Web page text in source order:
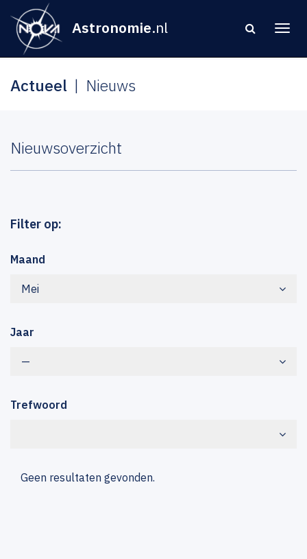
Astronomie.nl
Actueel Nieuws
Nieuwsoverzicht
Filter op:
Maand
Mei
Jaar
—
Trefwoord
Geen resultaten gevonden.